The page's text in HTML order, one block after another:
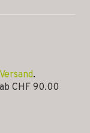
Versand.
CHF 90.00